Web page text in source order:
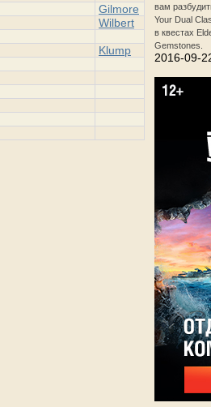
вам
Your Dual
в квестах
Gemstones.
2016-09-
Gilmore
Wilbert
Klump